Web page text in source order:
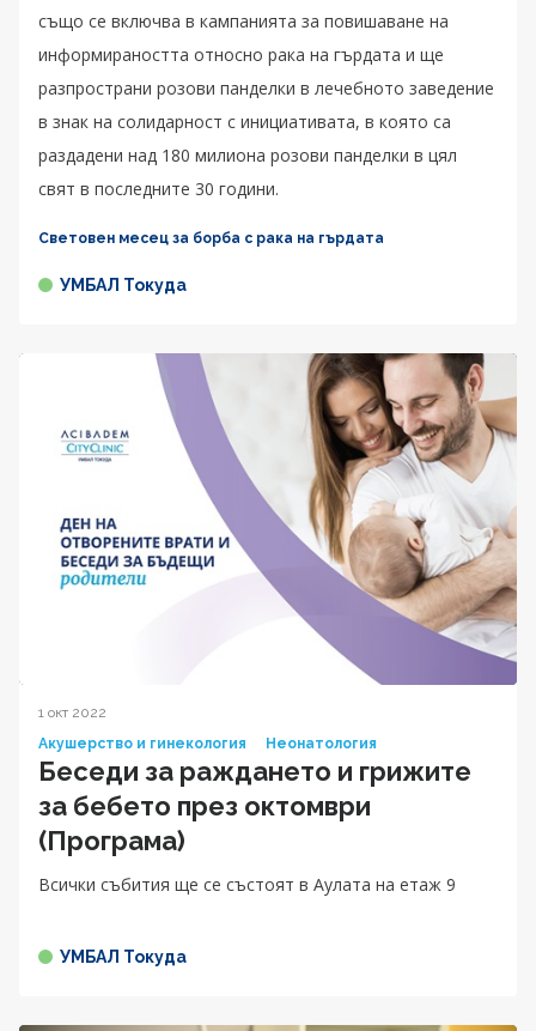
също се включва в кампанията за повишаване на
информираността относно рака на гърдата и ще
разпространи розови панделки в лечебното заведение
в знак на солидарност с инициативата, в която са
раздадени над 180 милиона розови панделки в цял
свят в последните 30 години.
Световен месец за борба с рака на гърдата
УМБАЛ Токуда
1 окт 2022
Акушерство и гинекология
Неонатология
Беседи за раждането и грижите
за бебетo през октомври
(Програма)
Всички събития ще се състоят в Аулата на етаж 9
УМБАЛ Токуда